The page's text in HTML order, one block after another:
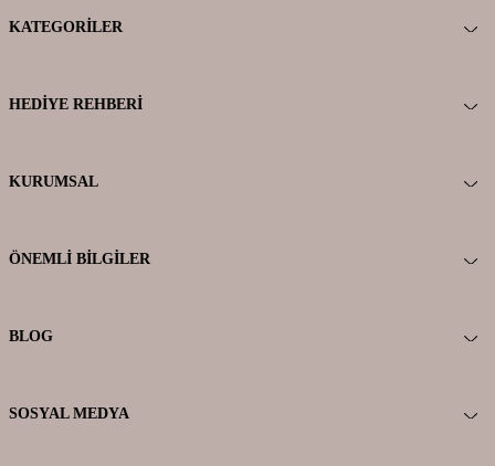
KATEGORILER
HEDIYE REHBERI
KURUMSAL
ÖNEMLI BILGILER
BLOG
SOSYAL MEDYA